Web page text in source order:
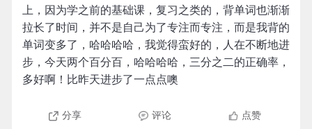
上，因为学之前的基础课，复习之类的，背单词也渐渐
拉长了时间，并不是自己为了专注而专注，而是我背的
单词变多了，哈哈哈哈，我觉得蛮好的，人在不断地进
步，今天两个百分百，哈哈哈哈，三分之二的正确率，
多好啊！比昨天进步了一点点噢
分享 评论 点赞